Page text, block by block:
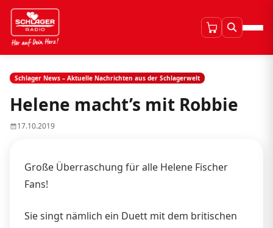
Schlager News – Aktuelle Nachrichten aus der Schlagerwelt
Helene macht’s mit Robbie
17.10.2019
Große Überraschung für alle Helene Fischer
Fans!
Sie singt nämlich ein Duett mit dem britischen